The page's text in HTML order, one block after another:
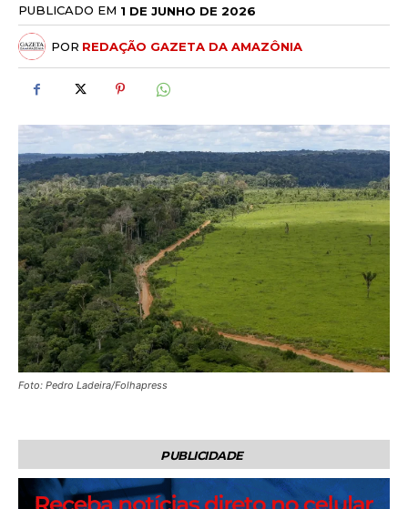
PUBLICADO EM 1 DE JUNHO DE 2026
POR REDAÇÃO GAZETA DA AMAZÔNIA
Foto: Pedro Ladeira/Folhapress
PUBLICIDADE